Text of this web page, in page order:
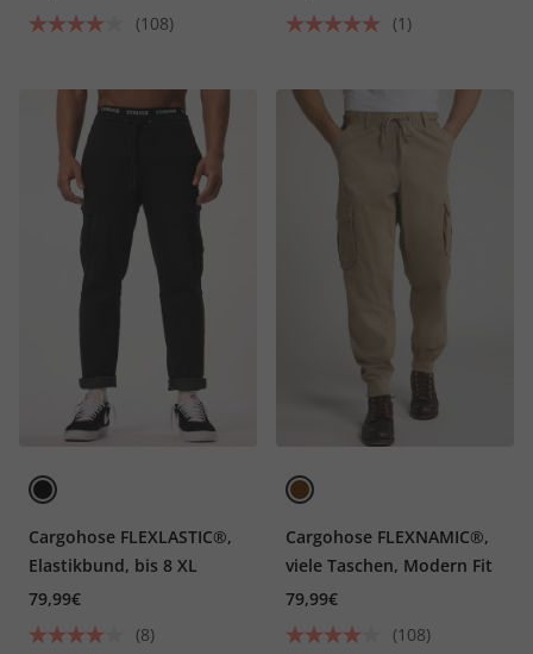
(108)
(1)
Cargohose FLEXLASTIC®,
Elastikbund, bis 8 XL
79,99€
(8)
Cargohose FLEXNAMIC®,
viele Taschen, Modern Fit
79,99€
(108)